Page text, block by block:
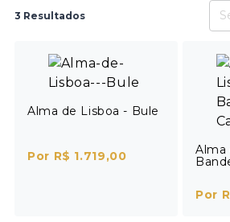
3 Resultados
Alma de Lisboa - Bule
Por R$ 1.719,00
Alma
Por